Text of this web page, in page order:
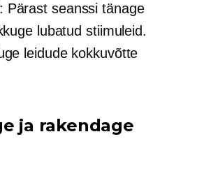
: Pärast seanssi tänage
lubatud stiimuleid.
leidude kokkuvõtte
ja rakendage